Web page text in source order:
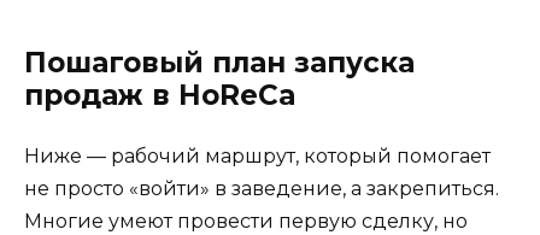
Пошаговый план запуска
продаж в HoReCa
Ниже — рабочий маршрут, который помогает
не просто «войти» в заведение, а закрепиться.
Многие умеют провести первую сделку, но